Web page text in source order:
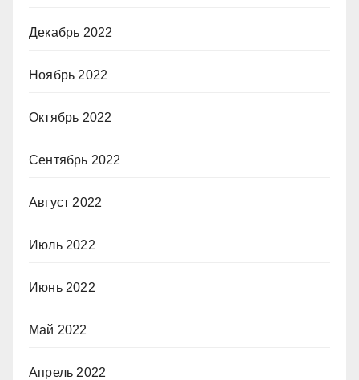
Декабрь 2022
Ноябрь 2022
Октябрь 2022
Сентябрь 2022
Август 2022
Июль 2022
Июнь 2022
Май 2022
Апрель 2022